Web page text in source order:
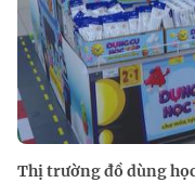
Thị trường đồ dùng